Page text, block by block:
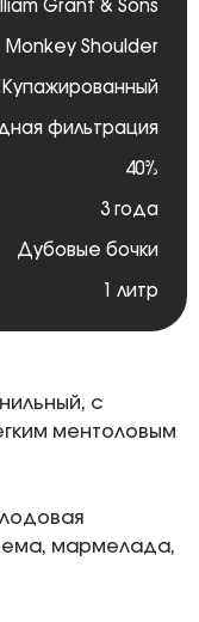
Grant & Sons
Monkey Shoulder
Купажированный
фильтрация
40%
3 года
Дубовые бочки
1 литр
с
ментоловым
мармелада,